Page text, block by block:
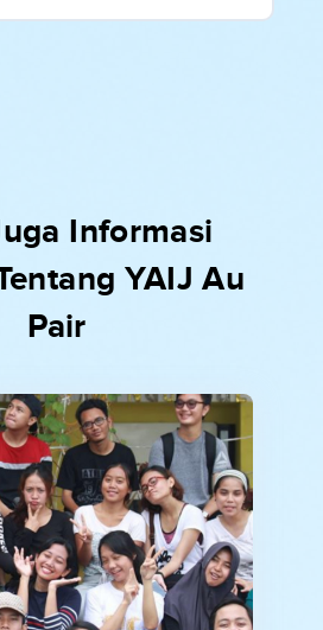
Informasi
YAIJ Au
Pair